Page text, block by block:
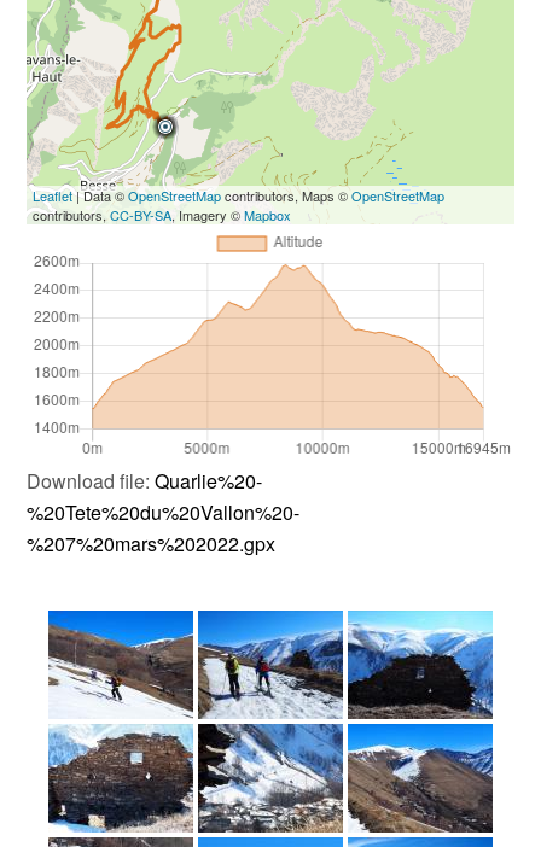
Leaflet| Data ©OpenStreetMapcontributors, Maps ©OpenStreetMap
contributors,CC-BY-SA, Imagery ©Mapbox
Download file:Quarlie%20-
%20Tete%20du%20Vallon%20-
%207%20mars%202022.gpx